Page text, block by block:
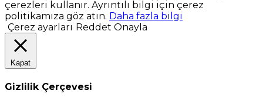
çerezleri kullanır. Ayrıntılı bilgi için çerez
politikamıza göz atın. Daha fazla bilgi
Çerez ayarları Reddet Onayla
Kapat
Gizlilik Çerçevesi